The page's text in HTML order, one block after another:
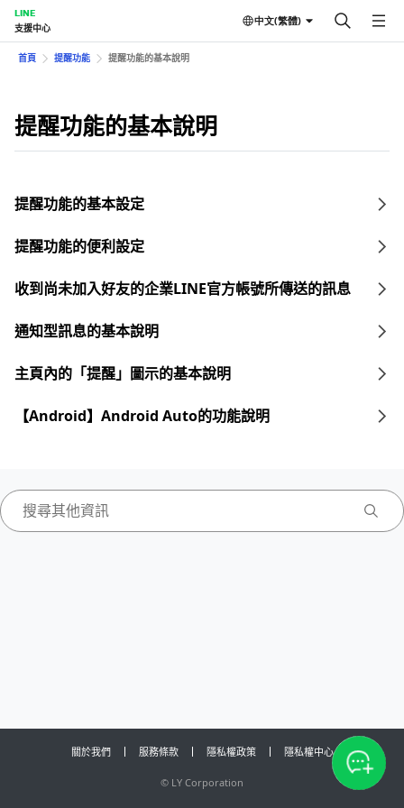
LINE
支援中心
中文(繁體)
首頁 提醒功能 提醒功能的基本說明
提醒功能的基本說明
提醒功能的基本設定
提醒功能的便利設定
收到尚未加入好友的企業LINE官方帳號所傳送的訊息
通知型訊息的基本說明
主頁內的「提醒」圖示的基本說明
【Android】Android Auto的功能說明
關於我們 服務條款 隱私權政策 隱私權中心
© LY Corporation